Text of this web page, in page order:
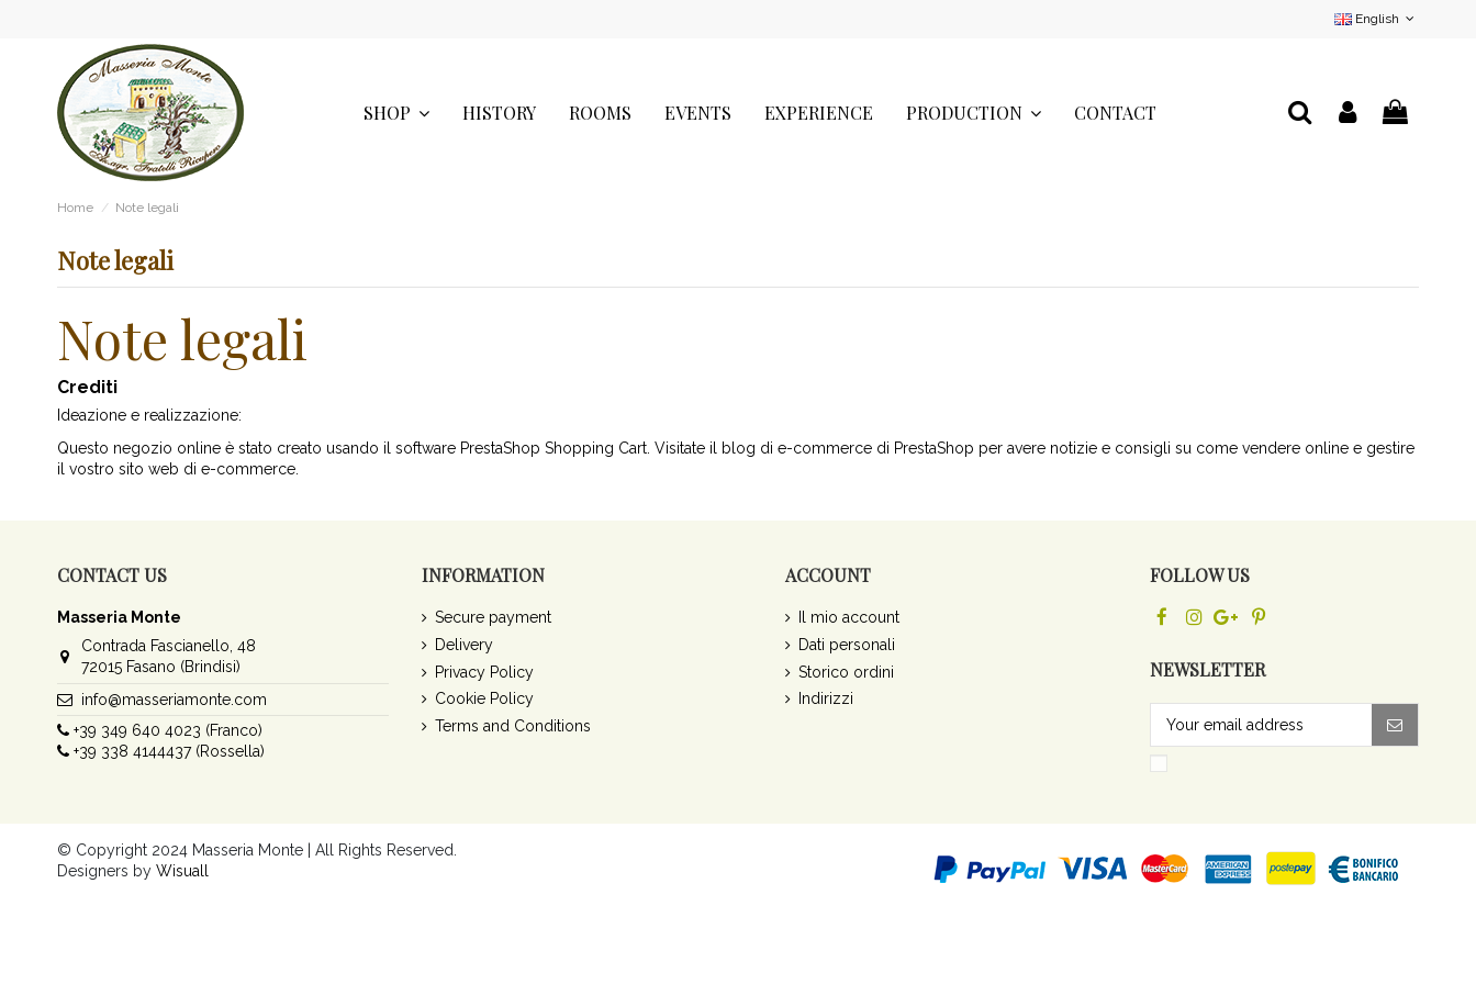
English
SHOP HISTORY ROOMS EVENTS EXPERIENCE PRODUCTION CONTACT
Home Note legali
Note legali
Note legali
Crediti
Ideazione e realizzazione:
Questo negozio online è stato creato usando il software PrestaShop Shopping Cart . Visitate il blog di e-commerce di PrestaShop per avere notizie e consigli su come vendere online e gestire
il vostro sito web di e-commerce.
CONTACT US
Masseria Monte
Contrada Fascianello, 48
72015 Fasano (Brindisi)
info@masseriamonte.com
+39 349 640 4023 (Franco)
+39 338 4144437 (Rossella)
INFORMATION
Secure payment
Delivery
Privacy Policy
Cookie Policy
Terms and Conditions
ACCOUNT
Il mio account
Dati personali
Storico ordini
Indirizzi
FOLLOW US
NEWSLETTER
© Copyright 2024 Masseria Monte | All Rights Reserved.
Designers by Wisuall